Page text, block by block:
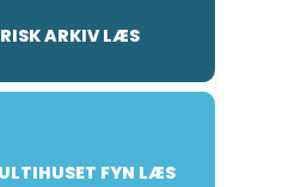
ARKIV LÆS
FYN LÆS